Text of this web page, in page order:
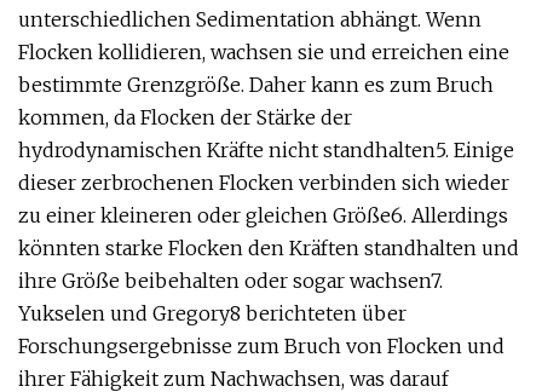
unterschiedlichen Sedimentation abhängt. Wenn
Flocken kollidieren, wachsen sie und erreichen eine
bestimmte Grenzgröße. Daher kann es zum Bruch
kommen, da Flocken der Stärke der
hydrodynamischen Kräfte nicht standhalten5. Einige
dieser zerbrochenen Flocken verbinden sich wieder
zu einer kleineren oder gleichen Größe6. Allerdings
könnten starke Flocken den Kräften standhalten und
ihre Größe beibehalten oder sogar wachsen7.
Yukselen und Gregory8 berichteten über
Forschungsergebnisse zum Bruch von Flocken und
ihrer Fähigkeit zum Nachwachsen, was darauf